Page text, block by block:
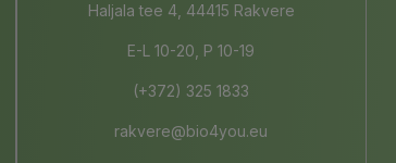
Haljala tee 4, 44415 Rakvere
E-L 10-20, P 10-19
(+372) 325 1833
rakvere@bio4you.eu